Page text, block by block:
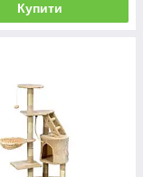
Купити